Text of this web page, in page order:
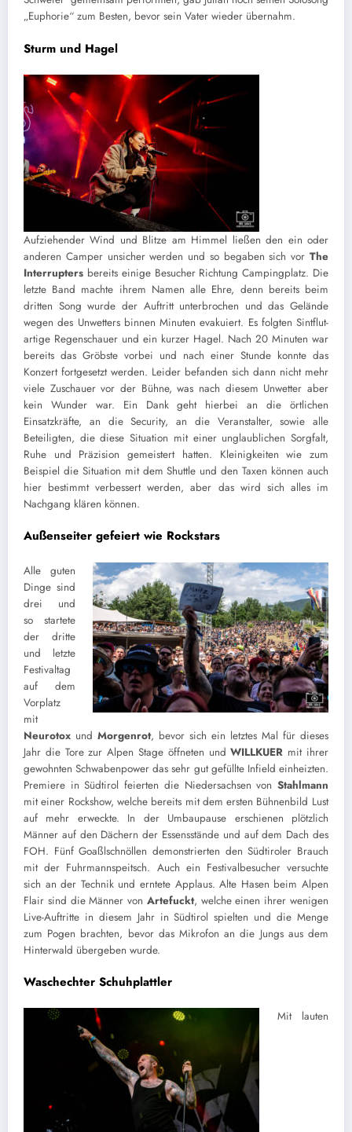
„Euphorie“ zum Besten, bevor sein Vater wieder übernahm.
Sturm und Hagel
Aufziehender Wind und Blitze am Himmel ließen den ein oder
anderen Camper unsicher werden und so begaben sich vor The
Interrupters bereits einige Besucher Richtung Campingplatz. Die
letzte Band machte ihrem Namen alle Ehre, denn bereits beim
dritten Song wurde der Auftritt unterbrochen und das Gelände
wegen des Unwetters binnen Minuten evakuiert. Es folgten Sintflut-
artige Regenschauer und ein kurzer Hagel. Nach 20 Minuten war
bereits das Gröbste vorbei und nach einer Stunde konnte das
Konzert fortgesetzt werden. Leider befanden sich dann nicht mehr
viele Zuschauer vor der Bühne, was nach diesem Unwetter aber
kein Wunder war. Ein Dank geht hierbei an die örtlichen
Einsatzkräfte, an die Security, an die Veranstalter, sowie alle
Beteiligten, die diese Situation mit einer unglaublichen Sorgfalt,
Ruhe und Präzision gemeistert hatten. Kleinigkeiten wie zum
Beispiel die Situation mit dem Shuttle und den Taxen können auch
hier bestimmt verbessert werden, aber das wird sich alles im
Nachgang klären können.
Außenseiter gefeiert wie Rockstars
Alle guten
Dinge sind
drei und
so startete
der dritte
und letzte
Festivaltag
auf dem
Vorplatz
mit
Neurotox und Morgenrot, bevor sich ein letztes Mal für dieses
Jahr die Tore zur Alpen Stage öffneten undWILLKUER mit ihrer
gewohnten Schwabenpower das sehr gut gefüllte Infield einheizten.
Premiere in Südtirol feierten die Niedersachsen von Stahlmann
mit einer Rockshow, welche bereits mit dem ersten Bühnenbild Lust
auf mehr erweckte. In der Umbaupause erschienen plötzlich
Männer auf den Dächern der Essensstände und auf dem Dach des
FOH. Fünf Goaßlschnöllen demonstrierten den Südtiroler Brauch
mit der Fuhrmannspeitsch. Auch ein Festivalbesucher versuchte
sich an der Technik und erntete Applaus. Alte Hasen beim Alpen
Flair sind die Männer von Artefuckt, welche einen ihrer wenigen
Live-Auftritte in diesem Jahr in Südtirol spielten und die Menge
zum Pogen brachten, bevor das Mikrofon an die Jungs aus dem
Hinterwald übergeben wurde.
Waschechter Schuhplattler
Mit lauten